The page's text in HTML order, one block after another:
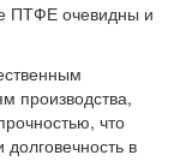
ПТФЕ очевидны и
производства,
что
в